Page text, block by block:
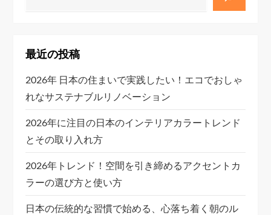
最近の投稿
2026年 日本の住まいで実践したい！エコでおしゃ
れなサステナブルリノベーション
2026年に注目の日本のインテリアカラートレンド
とその取り入れ方
2026年トレンド！空間を引き締めるアクセントカ
ラーの選び方と使い方
日本の伝統的な習慣で始める、心落ち着く朝のル